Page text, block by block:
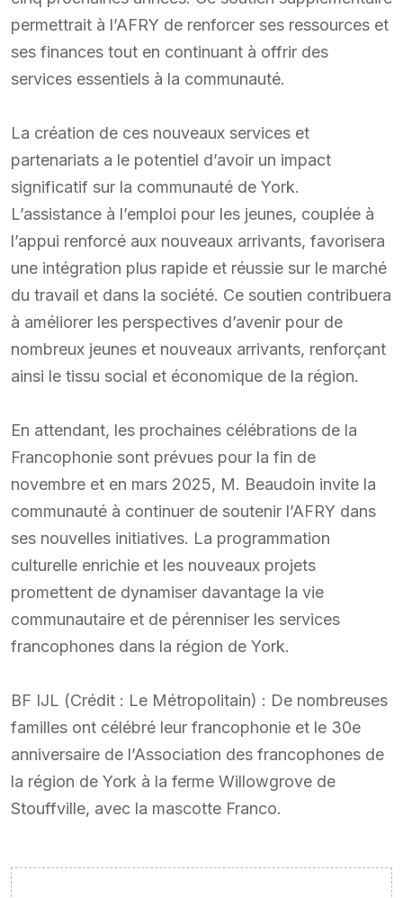
permettrait à l’AFRY de renforcer ses ressources et
ses finances tout en continuant à offrir des
services essentiels à la communauté.
La création de ces nouveaux services et
partenariats a le potentiel d’avoir un impact
significatif sur la communauté de York.
L’assistance à l’emploi pour les jeunes, couplée à
l’appui renforcé aux nouveaux arrivants, favorisera
une intégration plus rapide et réussie sur le marché
du travail et dans la société. Ce soutien contribuera
à améliorer les perspectives d’avenir pour de
nombreux jeunes et nouveaux arrivants, renforçant
ainsi le tissu social et économique de la région.
En attendant, les prochaines célébrations de la
Francophonie sont prévues pour la fin de
novembre et en mars 2025, M. Beaudoin invite la
communauté à continuer de soutenir l’AFRY dans
ses nouvelles initiatives. La programmation
culturelle enrichie et les nouveaux projets
promettent de dynamiser davantage la vie
communautaire et de pérenniser les services
francophones dans la région de York.
BF IJL (Crédit : Le Métropolitain) : De nombreuses
familles ont célébré leur francophonie et le 30e
anniversaire de l’Association des francophones de
la région de York à la ferme Willowgrove de
Stouffville, avec la mascotte Franco.